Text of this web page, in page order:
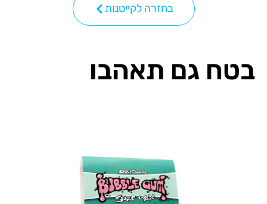
בחזרה לקייטנות
בטח גם תאהבו